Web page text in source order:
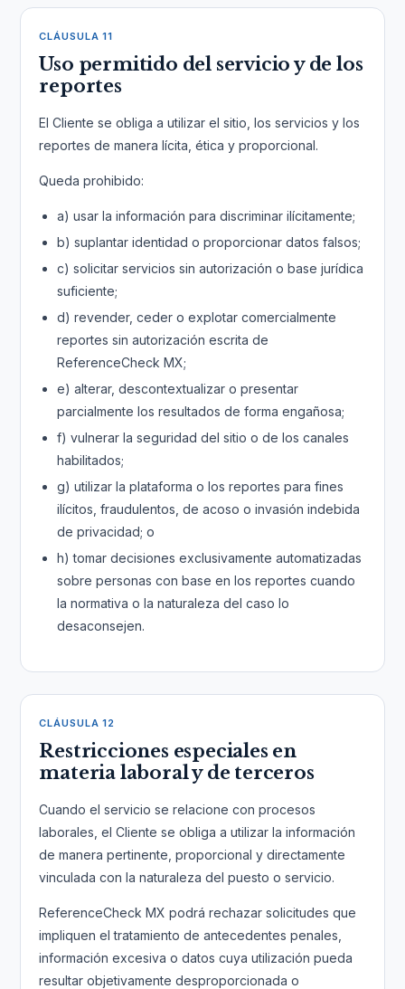
CLÁUSULA 11
Uso permitido del servicio y de los
reportes
El Cliente se obliga a utilizar el sitio, los servicios y los
reportes de manera lícita, ética y proporcional.
Queda prohibido:
a) usar la información para discriminar ilícitamente;
b) suplantar identidad o proporcionar datos falsos;
c) solicitar servicios sin autorización o base jurídica
suficiente;
d) revender, ceder o explotar comercialmente
reportes sin autorización escrita de
ReferenceCheck MX;
e) alterar, descontextualizar o presentar
parcialmente los resultados de forma engañosa;
f) vulnerar la seguridad del sitio o de los canales
habilitados;
g) utilizar la plataforma o los reportes para fines
ilícitos, fraudulentos, de acoso o invasión indebida
de privacidad; o
h) tomar decisiones exclusivamente automatizadas
sobre personas con base en los reportes cuando
la normativa o la naturaleza del caso lo
desaconsejen.
CLÁUSULA 12
Restricciones especiales en
materia laboral y de terceros
Cuando el servicio se relacione con procesos
laborales, el Cliente se obliga a utilizar la información
de manera pertinente, proporcional y directamente
vinculada con la naturaleza del puesto o servicio.
ReferenceCheck MX podrá rechazar solicitudes que
impliquen el tratamiento de antecedentes penales,
información excesiva o datos cuya utilización pueda
resultar objetivamente desproporcionada o